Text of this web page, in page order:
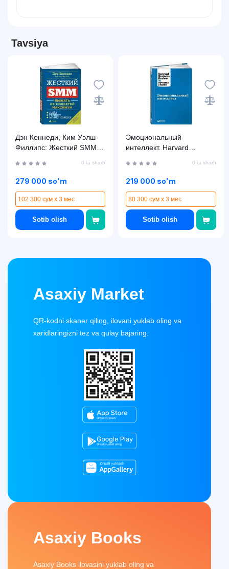
Tavsiya
Дэн Кеннеди, Ким Уэлш-
Филлипс: Жесткий SMM.
максимум
0 ta sharh
279 000 so'm
102 300 сум x 3 мес
Sotib olish
Эмоциональный
интеллект. Harvard
лучших статей (твёрдый
переплёт)
0 ta sharh
219 000 so'm
80 300 сум x 3 мес
Sotib olish
Asaxiy Market
QR-kodni skaner qiling, ilovani yuklab oling va
xaridlaringizni tez va qulay bajaring.
Asaxiy Books
Asaxiy Books ilovasini yuklab oling va